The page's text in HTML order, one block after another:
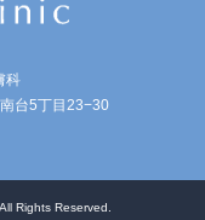
科
台5丁目23−30
Rights Reserved.